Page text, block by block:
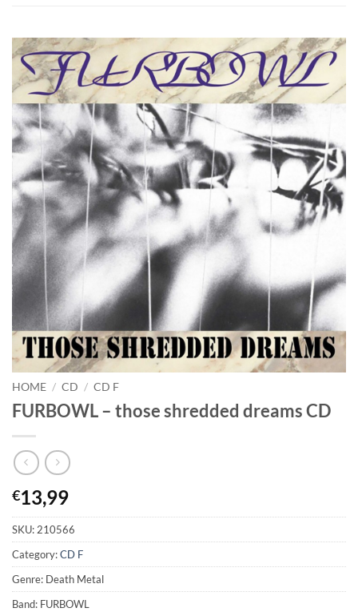
HOME / CD / CD F
FURBOWL – those shredded dreams CD
€13,99
SKU:210566
Category:CD F
Genre: Death Metal
Band: FURBOWL